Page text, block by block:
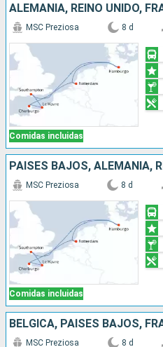
Comidas incluidas
MSC Preziosa 8 d
Comidas incluidas
MSC Preziosa 8 d
MSC Preziosa 8 d